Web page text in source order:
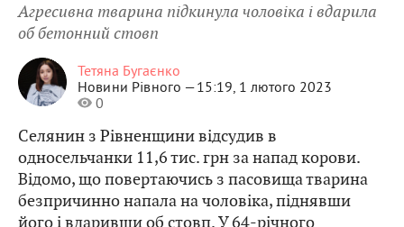
Агресивна тварина підкинула чоловіка і вдарила
об бетонний стовп
Тетяна Бугаєнко
Новини Рівного —15:19, 1 лютого 2023
0
Селянин з Рівненщини відсудив в
односельчанки 11,6 тис. грн за напад корови.
Відомо, що повертаючись з пасовища тварина
безпричинно напала на чоловіка, піднявши
його і вдаривши об стовп. У 64-річного